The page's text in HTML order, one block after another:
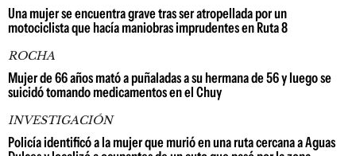
Una mujer se encuentra grave tras ser atropellada por un
motociclista que hacía maniobras imprudentes en Ruta 8
ROCHA
Mujer de 66 años mató a puñaladas a su hermana de 56 y luego se
suicidó tomando medicamentos en el Chuy
INVESTIGACIÓN
Policía identificó a la mujer que murió en una ruta cercana a Aguas